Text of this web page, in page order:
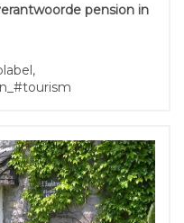
pension in